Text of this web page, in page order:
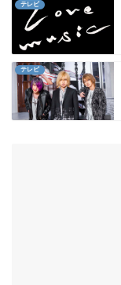
テレビ
テレビ